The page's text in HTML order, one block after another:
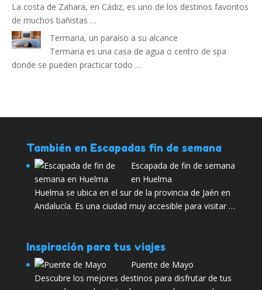
La costa de Zahara, en Cádiz, es uno de los destinos favoritos
de muchos bañistas …
Termaria, un paraíso a su alcance
Termaria es una casa de agua o centro de spa
donde se pueden practicar todo …
También en Escapadas fin de semana
Escapada de fin de semana
en Huelma
Huelma se ubica en el sur de la provincia de Jaén en
Andalucía. Es una ciudad muy accesible para visitar …
Inspiración para tus viajes
Puente de Mayo
Descubre los mejores destinos para disfrutar de tus